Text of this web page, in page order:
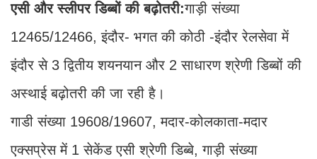
एसी और स्लीपर डिब्बों की बढ़ोतरी:गाड़ी संख्या
12465/12466, इंदौर- भगत की कोठी -इंदौर रेलसेवा में
इंदौर से 3 द्वितीय शयनयान और 2 साधारण श्रेणी डिब्बों की
अस्थाई बढ़ोतरी की जा रही है।
गाडी संख्या 19608/19607, मदार-कोलकाता-मदार
एक्सप्रेस में 1 सेकेंड एसी श्रेणी डिब्बे, गाड़ी संख्या